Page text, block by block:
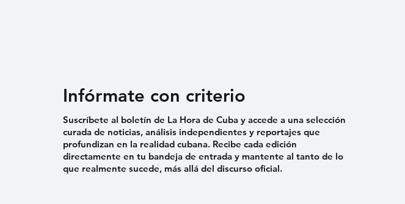
Infórmate con criterio
Suscríbete al boletín de La Hora de Cuba y accede a una selección
curada de noticias, análisis independientes y reportajes que
profundizan en la realidad cubana. Recibe cada edición
directamente en tu bandeja de entrada y mantente al tanto de lo
que realmente sucede, más allá del discurso oficial.